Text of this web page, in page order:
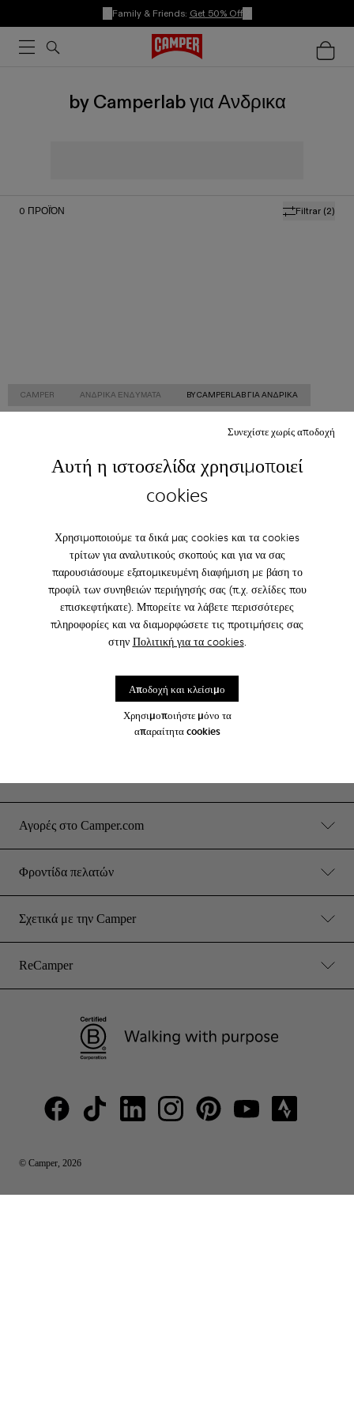
Αυτή η ιστοσελίδα χρησιμοποιεί
cookies
Χρησιμοποιούμε τα δικά μας cookies και τα cookies
τρίτων για αναλυτικούς σκοπούς και για να σας
παρουσιάσουμε εξατομικευμένη διαφήμιση με βάση το
προφίλ των συνηθειών περιήγησής σας (π.χ. σελίδες που
επισκεφτήκατε). Μπορείτε να λάβετε περισσότερες
πληροφορίες και να διαμορφώσετε τις προτιμήσεις σας
στην Πολιτική για τα cookies.
Χρησιμοποιήστε μόνο τα
απαραίτητα cookies
Συνεχίστε χωρίς αποδοχή
Αποδοχή και κλείσιμο
Family & Friends: Get 50% Off
by Camperlab για Ανδρικα
Filtrar (2)
0 ΠΡΟΪΌΝ
CAMPER ΑΝΔΡΙΚΑ ΕΝΔΎΜΑΤΑ BY CAMPERLAB ΓΙΑ ΑΝΔΡΙΚΑ
Family & Friends: Get 50% Off
Σωστά. Ως μέρος της κοινότητάς μας, θα απολαμβάνετε αποκλειστικά
προνόμια όπως εκπτώσεις, έγκαιρη πρόσβαση, προσκλήσεις σε
Γίνετε μέλος
Αγορές στο Camper.com
Φροντίδα πελατών
Σχετικά με την Camper
ReCamper
© Camper, 2026
Greece/ελληνικά